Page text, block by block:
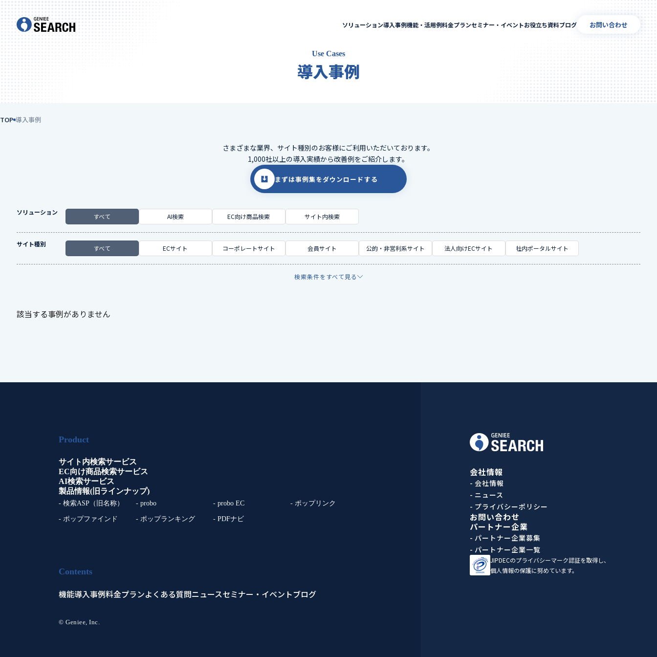
ソリューション導入事例機能・活用例料金プランセミナー・イベントお役立ち資料ブログ お問い合わせ
Use Cases
導入事例
TOP 導入事例
さまざまな業界、サイト種別のお客様にご利用いただいております。
1,000社以上の導入実績から改善例をご紹介します。
まずは事例集をダウンロードする
ソリューション
すべて AI検索 EC向け商品検索 サイト内検索
サイト種別
すべて ECサイト コーポレートサイト 会員サイト 公的・非営利系サイト 法人向けECサイト 社内ポータルサイト
検索条件をすべて見る
該当する事例がありません
Product
サイト内検索サービス
EC向け商品検索サービス
AI検索サービス
製品情報(旧ラインナップ)
- 検索ASP（旧名称） - probo - probo EC - ポップリンク
- ポップファインド - ポップランキング - PDFナビ
Contents
機能導入事例料金プランよくある質問ニュースセミナー・イベントブログ
© Geniee, Inc.
会社情報
- 会社情報
- ニュース
- プライバシーポリシー
お問い合わせ
パートナー企業
- パートナー企業募集
- パートナー企業一覧
JIPDECのプライバシーマーク認証を取得し、
個人情報の保護に努めています。